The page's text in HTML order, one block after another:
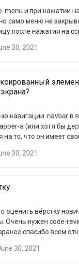
и при нажатии
само меню не
после нажатия на
сайт ilyin1ib.beget.tech
30, 2021
навигации .navbar в
а (или хотя бы
то, что он имеет
Сам сайт
30, 2021
оценить вёрстку
нужен code-review от
код с файла main.js Заранее
30, 2021